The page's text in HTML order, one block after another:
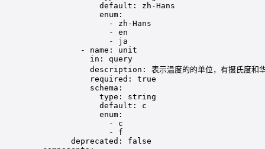
default: zh-Hans
enum:
- zh-Hans
- en
- ja
- name: unit
in: query
description: 表示温度的的单位，有摄氏度和
required: true
schema:
type: string
default: c
enum:
- c
- f
deprecated: false